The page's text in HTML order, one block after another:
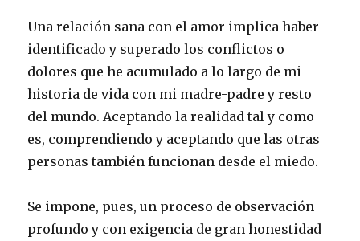
Una relación sana con el amor implica haber
identificado y superado los conflictos o
dolores que he acumulado a lo largo de mi
historia de vida con mi madre-padre y resto
del mundo. Aceptando la realidad tal y como
es, comprendiendo y aceptando que las otras
personas también funcionan desde el miedo.
Se impone, pues, un proceso de observación
profundo y con exigencia de gran honestidad